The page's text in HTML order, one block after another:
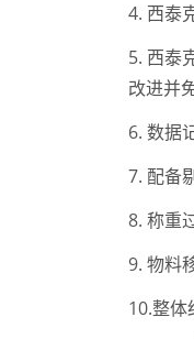
4. 西泰
5. 西泰
改进并
6. 数据
7. 配备
8. 称重
9. 物料
10.整体